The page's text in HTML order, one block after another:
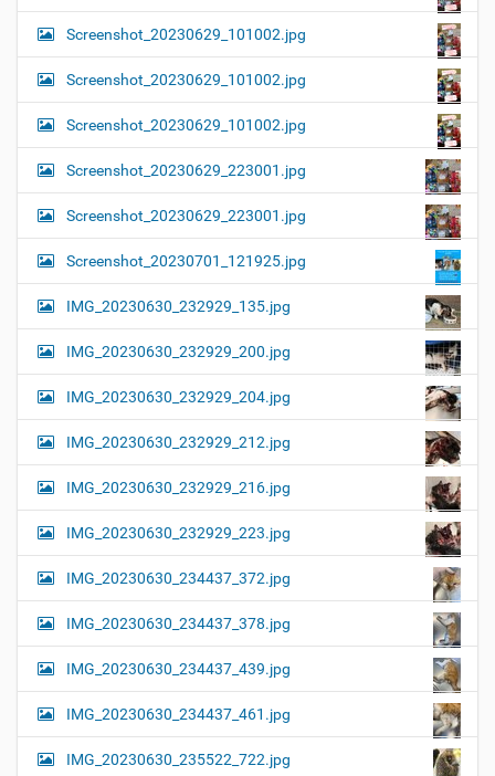
Screenshot_20230629_101002.jpg
Screenshot_20230629_101002.jpg
Screenshot_20230629_101002.jpg
Screenshot_20230629_223001.jpg
Screenshot_20230629_223001.jpg
Screenshot_20230701_121925.jpg
IMG_20230630_232929_135.jpg
IMG_20230630_232929_200.jpg
IMG_20230630_232929_204.jpg
IMG_20230630_232929_212.jpg
IMG_20230630_232929_216.jpg
IMG_20230630_232929_223.jpg
IMG_20230630_234437_372.jpg
IMG_20230630_234437_378.jpg
IMG_20230630_234437_439.jpg
IMG_20230630_234437_461.jpg
IMG_20230630_235522_722.jpg